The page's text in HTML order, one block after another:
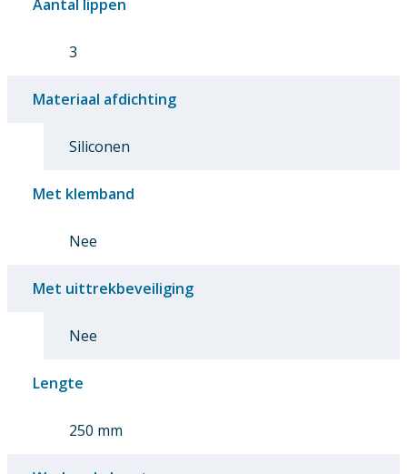
Aantal lippen
3
Materiaal afdichting
Siliconen
Met klemband
Nee
Met uittrekbeveiliging
Nee
Lengte
250 mm